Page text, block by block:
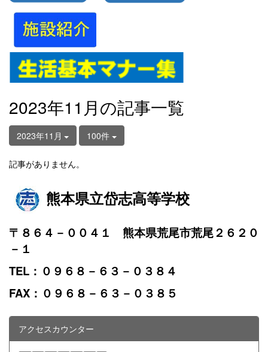
2023年11月の記事一覧
2023年11月 100件
記事がありません。
熊本県立岱志高等学校
〒８６４－００４１ 熊本県荒尾市荒尾２６２０
－１
TEL：０９６８－６３－０３８４
FAX：０９６８－６３－０３８５
アクセスカウンター